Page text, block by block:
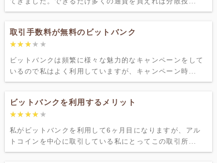
取引手数料が無料のビットバンク
★★★★★
★★★★★
ビットバンクは頻繁に様々な魅力的なキャンペーンをして
いるので私はよく利用していますが、キャンペーン時...
ビットバンクを利用するメリット
★★★★★
★★★★★
私がビットバンクを利用して6ヶ月目になりますが、アル
トコインを中心に取引している私にとってこの取引所...